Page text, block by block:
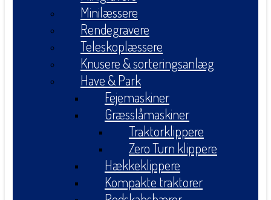
Minilæssere
Rendegravere
Teleskoplæssere
Knusere & sorteringsanlæg
Have & Park
Fejemaskiner
Græsslåmaskiner
Traktorklippere
Zero Turn klippere
Hækkeklippere
Kompakte traktorer